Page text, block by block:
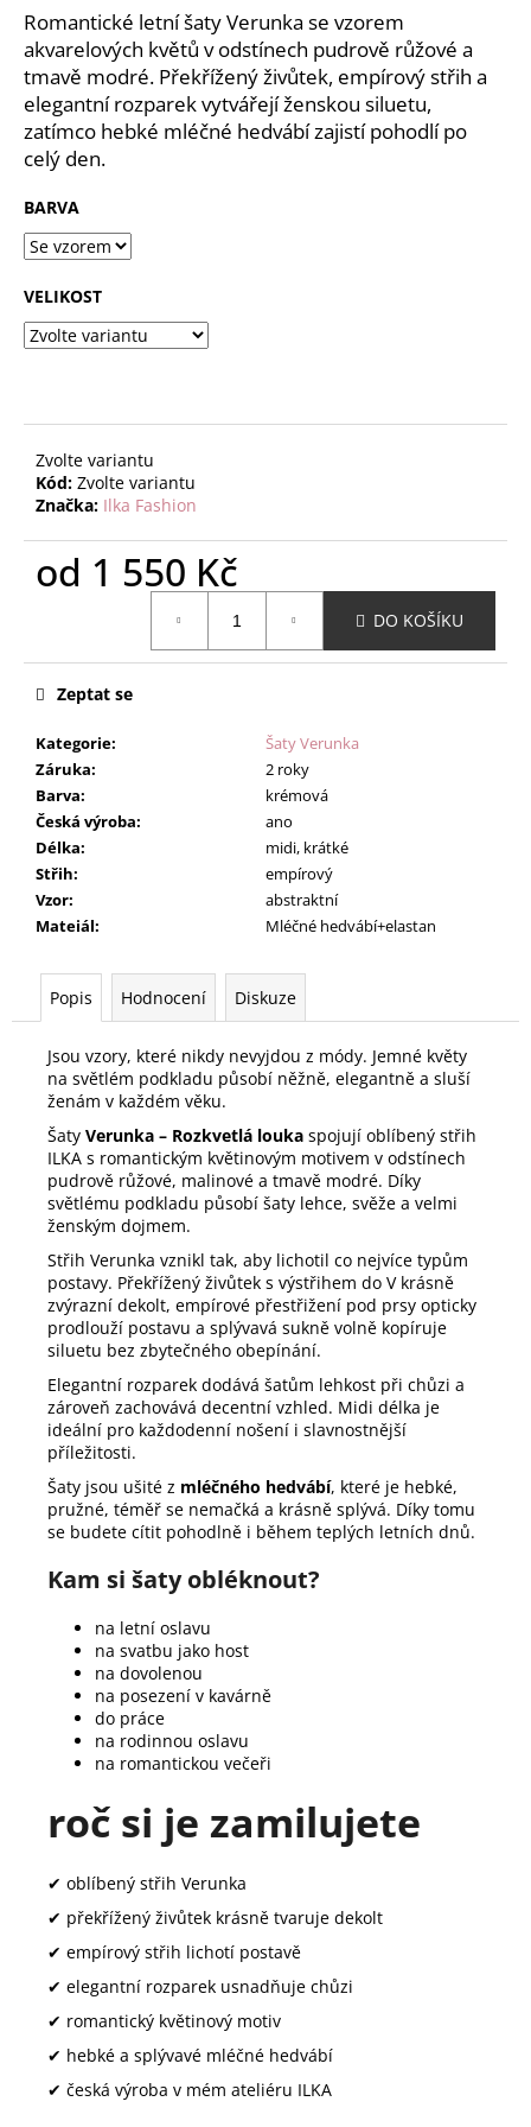
z
5
hvězdiček.
Romantické letní šaty Verunka se vzorem
akvarelových květů v odstínech pudrově růžové a
tmavě modré. Překřížený živůtek, empírový střih a
elegantní rozparek vytvářejí ženskou siluetu,
zatímco hebké mléčné hedvábí zajistí pohodlí po
celý den.
BARVA
VELIKOST
Zvolte variantu
Kód: Zvolte variantu
Značka: Ilka Fashion
od 1 550 Kč
DO KOŠÍKU
Kategorie:
Šaty Verunka
Záruka:
2 roky
Barva:
krémová
Česká výroba:
ano
Délka:
midi, krátké
Střih:
empírový
Vzor:
abstraktní
Mateiál: Mléčné hedvábí+elastan
Zeptat se
Popis Hodnocení Diskuze
Jsou vzory, které nikdy nevyjdou z módy. Jemné květy
na světlém podkladu působí něžně, elegantně a sluší
ženám v každém věku.
Šaty Verunka – Rozkvetlá louka spojují oblíbený střih
ILKA s romantickým květinovým motivem v odstínech
pudrově růžové, malinové a tmavě modré. Díky
světlému podkladu působí šaty lehce, svěže a velmi
ženským dojmem.
Střih Verunka vznikl tak, aby lichotil co nejvíce typům
postavy. Překřížený živůtek s výstřihem do V krásně
zvýrazní dekolt, empírové přestřižení pod prsy opticky
prodlouží postavu a splývavá sukně volně kopíruje
siluetu bez zbytečného obepínání.
Elegantní rozparek dodává šatům lehkost při chůzi a
zároveň zachovává decentní vzhled. Midi délka je
ideální pro každodenní nošení i slavnostnější
příležitosti.
Šaty jsou ušité z mléčného hedvábí, které je hebké,
pružné, téměř se nemačká a krásně splývá. Díky tomu
se budete cítit pohodlně i během teplých letních dnů.
Kam si šaty obléknout?
na letní oslavu
na svatbu jako host
na dovolenou
na posezení v kavárně
do práce
na rodinnou oslavu
na romantickou večeři
roč si je zamilujete
✔ oblíbený střih Verunka
✔ překřížený živůtek krásně tvaruje dekolt
✔ empírový střih lichotí postavě
✔ elegantní rozparek usnadňuje chůzi
✔ romantický květinový motiv
✔ hebké a splývavé mléčné hedvábí
✔ česká výroba v mém ateliéru ILKA
u
j
e
m
e